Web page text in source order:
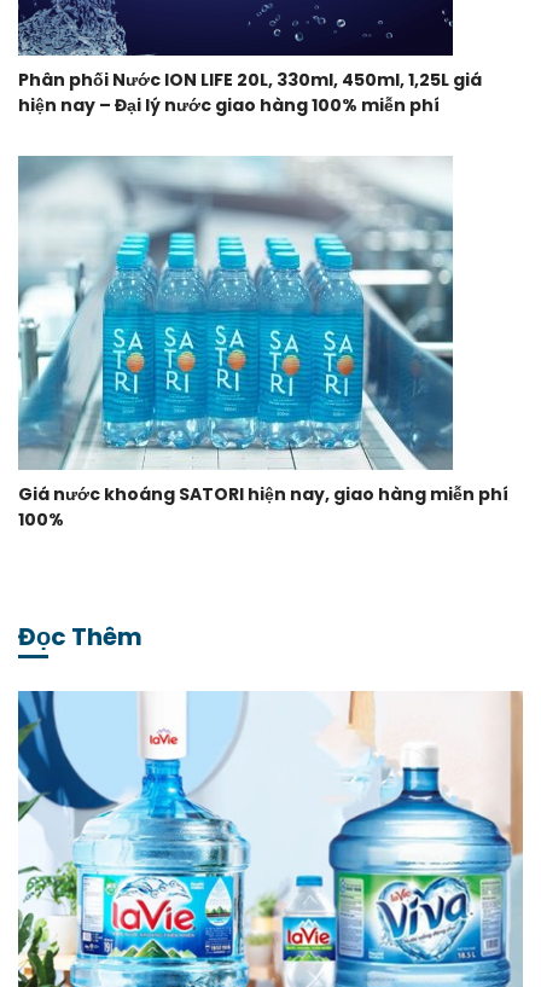
Phân phối Nước ION LIFE 20L, 330ml, 450ml, 1,25L giá
hiện nay – Đại lý nước giao hàng 100% miễn phí
Giá nước khoáng SATORI hiện nay, giao hàng miễn phí
100%
Đọc Thêm